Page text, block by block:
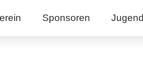
Sponsoren Jugend